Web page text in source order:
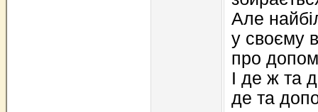
Але
у своєму
про
І де ж та
де та